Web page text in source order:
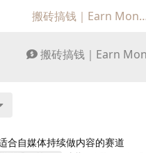
搬砖搞钱｜Earn
搬砖搞钱｜Earn
合自媒体持续做内容的赛道